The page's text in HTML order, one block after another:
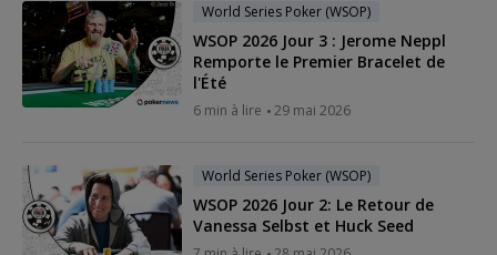
World Series Poker (WSOP)
WSOP 2026 Jour 3 : Jerome Neppl
Remporte le Premier Bracelet de
l'Été
6 min à lire 29 mai 2026
World Series Poker (WSOP)
WSOP 2026 Jour 2: Le Retour de
Vanessa Selbst et Huck Seed